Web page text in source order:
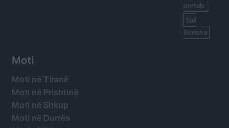
portale
Sali
Berisha
Moti
Moti në Tiranë
Moti në Prishtinë
Moti në Shkup
Moti në Durrës